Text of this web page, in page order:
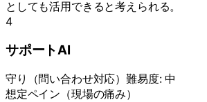
としても活用できると考えられる。
4
サポートAI
守り （問い合わせ対応）難易度:中
想定ペイン（現場の痛み）